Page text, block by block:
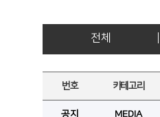
전체
번호 카테고리
공지 MEDIA